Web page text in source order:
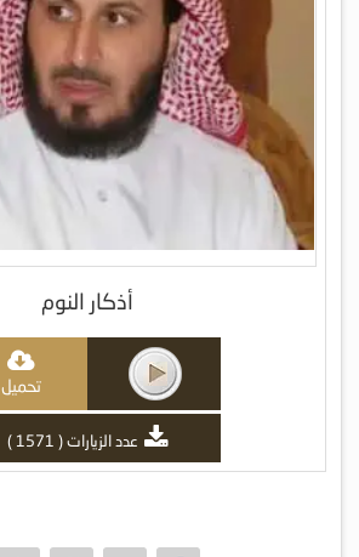
أذكار النوم
تحميل
عدد الزيارات ( 1571 )